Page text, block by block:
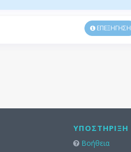
ΕΠΕΞΗΓΗΣΗ
ΥΠΟΣΤΉΡΙΞΗ
Βοήθεια